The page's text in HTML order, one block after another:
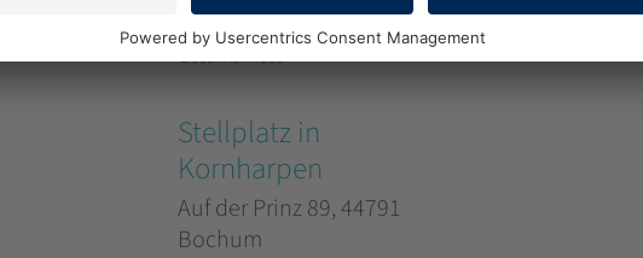
35,00 €
Gesamtmiete
Stellplatz in
Kornharpen
Auf der Prinz 89, 44791
Bochum